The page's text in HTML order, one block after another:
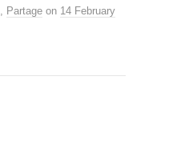
Partage on 14 February